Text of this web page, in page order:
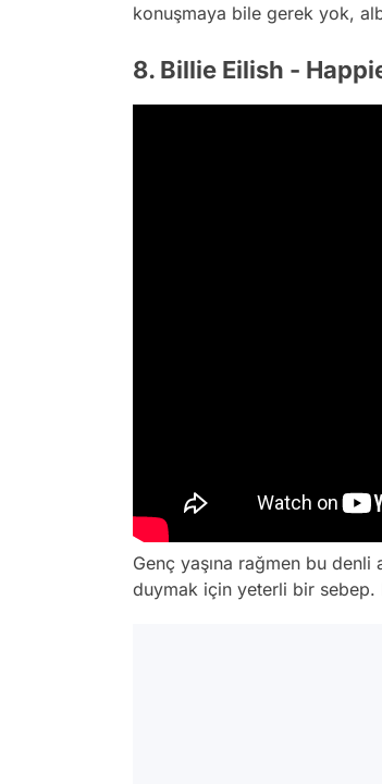
konuşmaya bile gerek yok,
8. Billie Eilish -
Genç yaşına rağmen bu denli
duymak için yeterli bir sebep.